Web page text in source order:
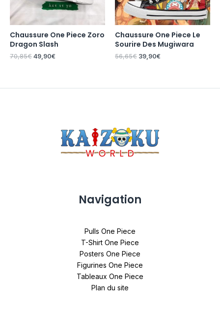
Chaussure One Piece Zoro
Dragon Slash
70,85€ 49,90€
Chaussure One Piece Le
Sourire Des Mugiwara
56,65€ 39,90€
Navigation
Pulls One Piece
T-Shirt One Piece
Posters One Piece
Figurines One Piece
Tableaux One Piece
Plan du site